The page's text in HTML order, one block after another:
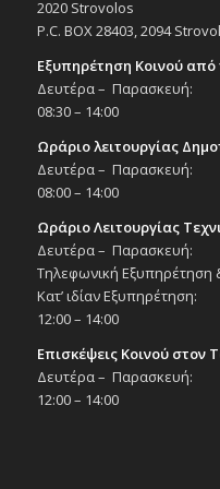
ΟΚΤ
3
«Play that
μουσικό
20:30
Συμβολή των
ΟΚΤ
3
Μάρκος
3/10/25
21:30
ΟΚΤ
2020 Strovolos
P.C. BOX 28403, 2094
Εξυπηρέτηση Κοινού
Δευτέρα – Παρασκευή:
08:30 – 14:00
Ωράριο λειτουργίας
Δευτέρα – Παρασκευή:
08:00 – 14:00
Ωράριο Λειτουργίας
Δευτέρα – Παρασκευή:
Τηλεφωνική Εξυπηρέτηση
Κατ’ ιδίαν Εξυπηρέτηση:
12:00 – 14:00
Επισκέψεις Κοινού στον
Δευτέρα – Παρασκευή:
12:00 – 14:00